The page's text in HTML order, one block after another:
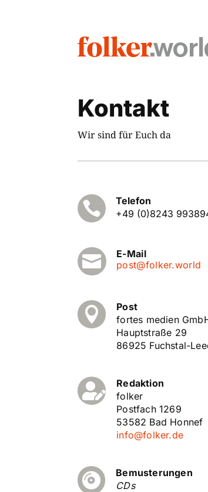
Kontakt
Wir sind für Euch da

Telefon
+49 (0)8243

E-Mail
post@folker.world

Post
fortes medien
Hauptstraße 29
86925 Fuchstal-

Redaktion
folker
Postfach 1269
53582 Bad Honnef
info@folker.de

Bemusterungen
CDs